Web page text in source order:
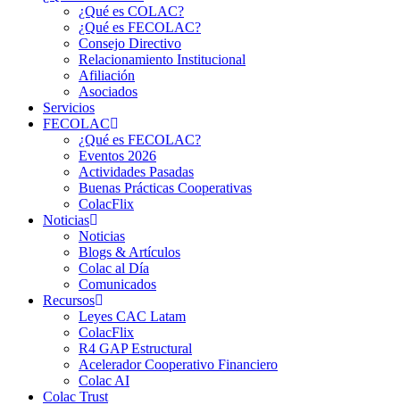
¿Qué es COLAC?
¿Qué es FECOLAC?
Consejo Directivo
Relacionamiento Institucional
Afiliación
Asociados
Servicios
FECOLAC
¿Qué es FECOLAC?
Eventos 2026
Actividades Pasadas
Buenas Prácticas Cooperativas
ColacFlix
Noticias
Noticias
Blogs & Artículos
Colac al Día
Comunicados
Recursos
Leyes CAC Latam
ColacFlix
R4 GAP Estructural
Acelerador Cooperativo Financiero
Colac AI
Colac Trust